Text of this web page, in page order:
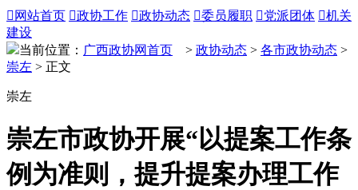
 网站首页 政协工作 政协动态 委员履职 党派团体 机关
建设
当前位置： 广西政协网首页 > 政协动态 > 各市政协动态 >
崇左 > 正文
崇左
崇左市政协开展“以提案工作条
例为准则，提升提案办理工作